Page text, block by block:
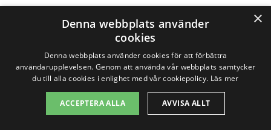
specifika önskemål från kunden som
tillkommer.
Tilläggstjänster:Många städfirmor
erbjuder tilläggstjänster som
fönsterputsning, gardinrengöring
×
Denna webbplats använder
cookies
Denna webbplats använder cookies för att förbättra
användarupplevelsen. Genom att använda vår webbplats samtycker
du till alla cookies i enlighet med vår cookiepolicy. Läs mer
ACCEPTERA ALLA AVVISA ALLT